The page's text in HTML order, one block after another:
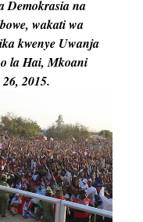
Demokrasia na
wakati wa
kwenye Uwanja
la Hai, Mkoani
2015.